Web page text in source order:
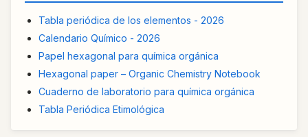
Tabla periódica de los elementos - 2026
Calendario Químico - 2026
Papel hexagonal para química orgánica
Hexagonal paper – Organic Chemistry Notebook
Cuaderno de laboratorio para química orgánica
Tabla Periódica Etimológica